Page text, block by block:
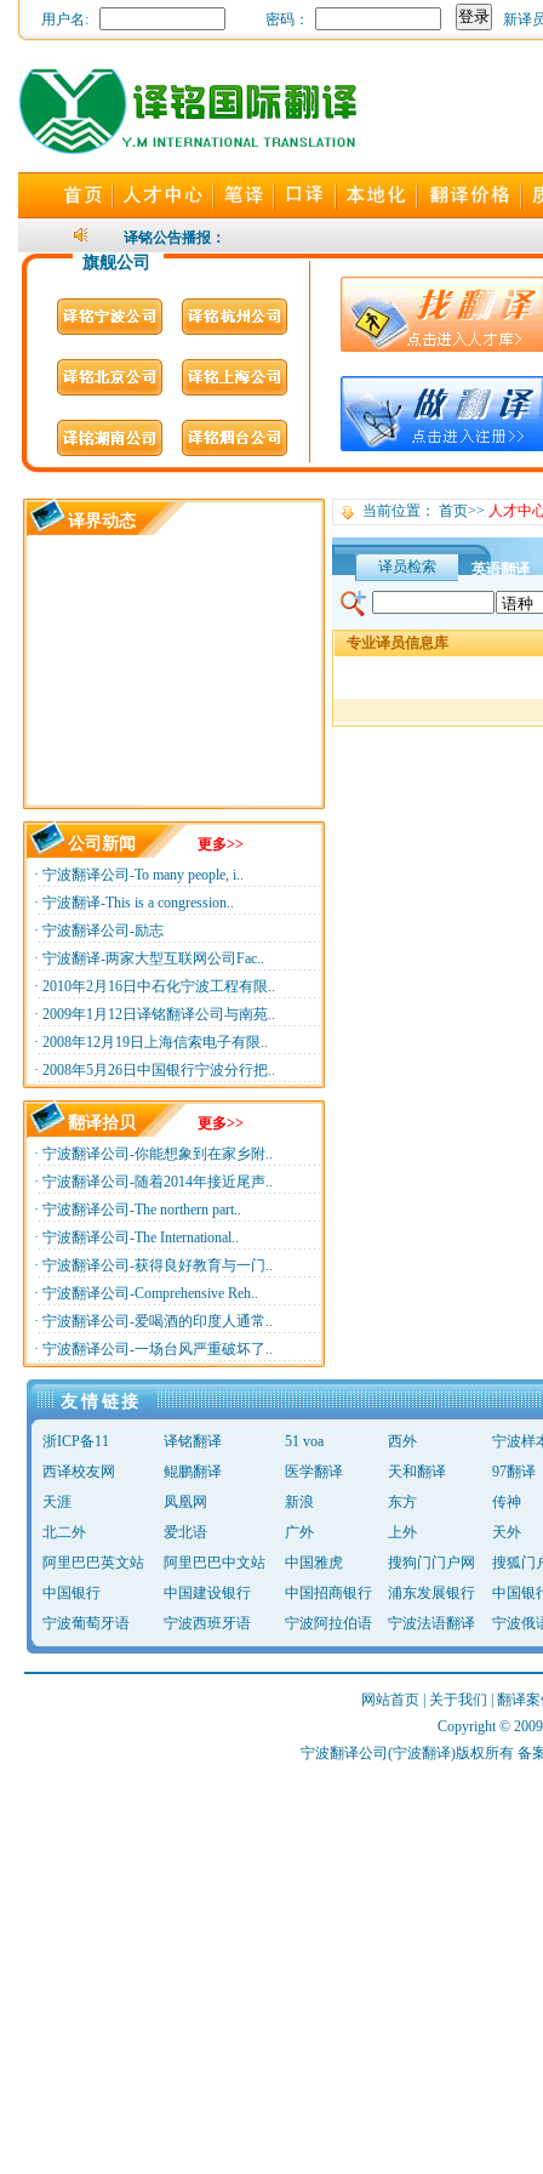
用户名: 密码： 新译
译铭公告播报：
24小时随时为您开通，
旗舰公司
译界动态
公司新闻
更多>>
· 宁波翻译公司-To many people, i..
· 宁波翻译-This is a congression..
· 宁波翻译公司-励志
· 宁波翻译-两家大型互联网公司Fac..
· 2010年2月16日中石化宁波工程有限..
· 2009年1月12日译铭翻译公司与南苑..
· 2008年12月19日上海信索电子有限..
· 2008年5月26日中国银行宁波分行把..
翻译拾贝
更多>>
· 宁波翻译公司-你能想象到在家乡附..
· 宁波翻译公司-随着2014年接近尾声..
· 宁波翻译公司-The northern part..
· 宁波翻译公司-The International..
· 宁波翻译公司-获得良好教育与一门..
· 宁波翻译公司-Comprehensive Reh..
· 宁波翻译公司-爱喝酒的印度人通常..
· 宁波翻译公司-一场台风严重破坏了..
当前位置： 首页>> 人才中
译员检索 英语翻译
专业译员信息库
友情链接
浙ICP备11 译铭翻译 51 voa 西外
宁波样
西译校友网
鲲鹏翻译 医学翻译 天和翻译
97翻译
天涯
凤凰网 新浪 东方
传神
北二外
爱北语 广外 上外
天外
阿里巴巴英文站
阿里巴巴中文站 中国雅虎 搜狗门门户网
搜狐门
中国银行
中国建设银行 中国招商银行 浦东发展银行
中国银
宁波葡萄牙语
宁波西班牙语 宁波阿拉伯语 宁波法语翻译 宁波俄
网站首页 关于我们
翻译
Copyright ©
宁波翻译公司(宁波翻译)版权所有 备